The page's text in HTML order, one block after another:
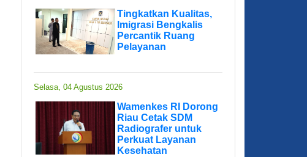
Tingkatkan Kualitas,
Imigrasi Bengkalis
Percantik Ruang
Pelayanan
Selasa, 04 Agustus 2026
Wamenkes RI Dorong
Riau Cetak SDM
Radiografer untuk
Perkuat Layanan
Kesehatan